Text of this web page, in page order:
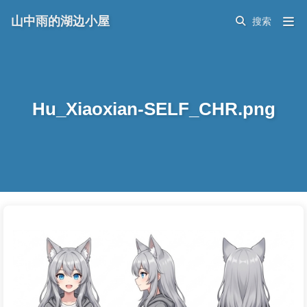
Hu_Xiaoxian-SELF_CHR.png
山中雨的湖边小屋